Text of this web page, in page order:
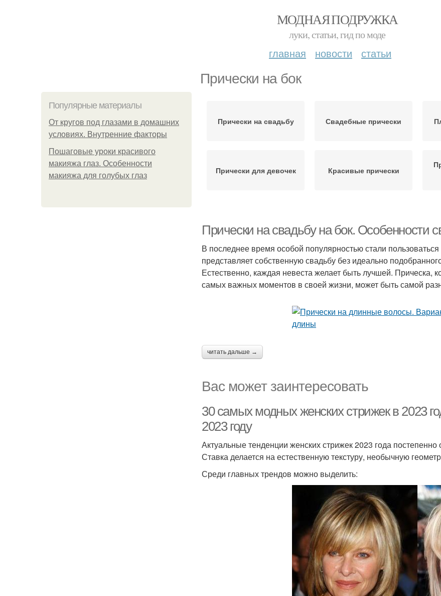
МОДНАЯ ПОДРУЖКА
луки, статьи, гид по моде
главная новости статьи
Прически на бок
Популярные материалы
От кругов под глазами в домашних
условиях. Внутренние факторы
Пошаговые уроки красивого
макияжа глаз. Особенности
макияжа для голубых глаз
Прически на свадьбу Свадебные прически
Прически для девочек Красивые прически
Прически на свадьбу на бок. Особенности
В последнее время особой популярностью стали
представляет собственную свадьбу без идеально
Естественно, каждая невеста желает быть лучшей. Прическа,
самых важных моментов в своей жизни, может быть самой
читать дальше →
Вас может заинтересовать
30 самых модных женских стрижек в 2023
2023 году
Актуальные тенденции женских стрижек 2023 года
Ставка делается на естественную текстуру, необычную
Среди главных трендов можно выделить: